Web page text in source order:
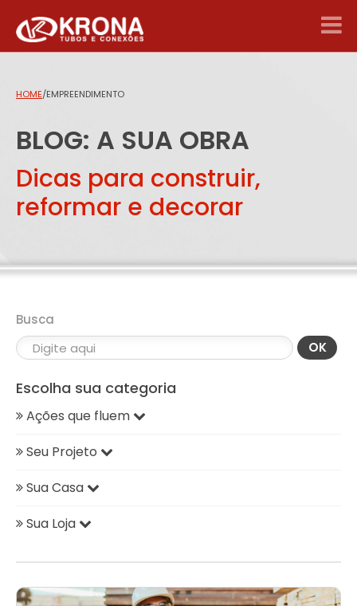
HOME/EMPREENDIMENTO
BLOG: A SUA OBRA
Dicas para construir,
reformar e decorar
Busca
OK
Escolha sua categoria
Ações que fluem
Seu Projeto
Sua Casa
Sua Loja